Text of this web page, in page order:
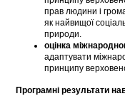
прав людини і
як найвищої
природи.
оцінка
адаптувати
принципу
Програмні результати